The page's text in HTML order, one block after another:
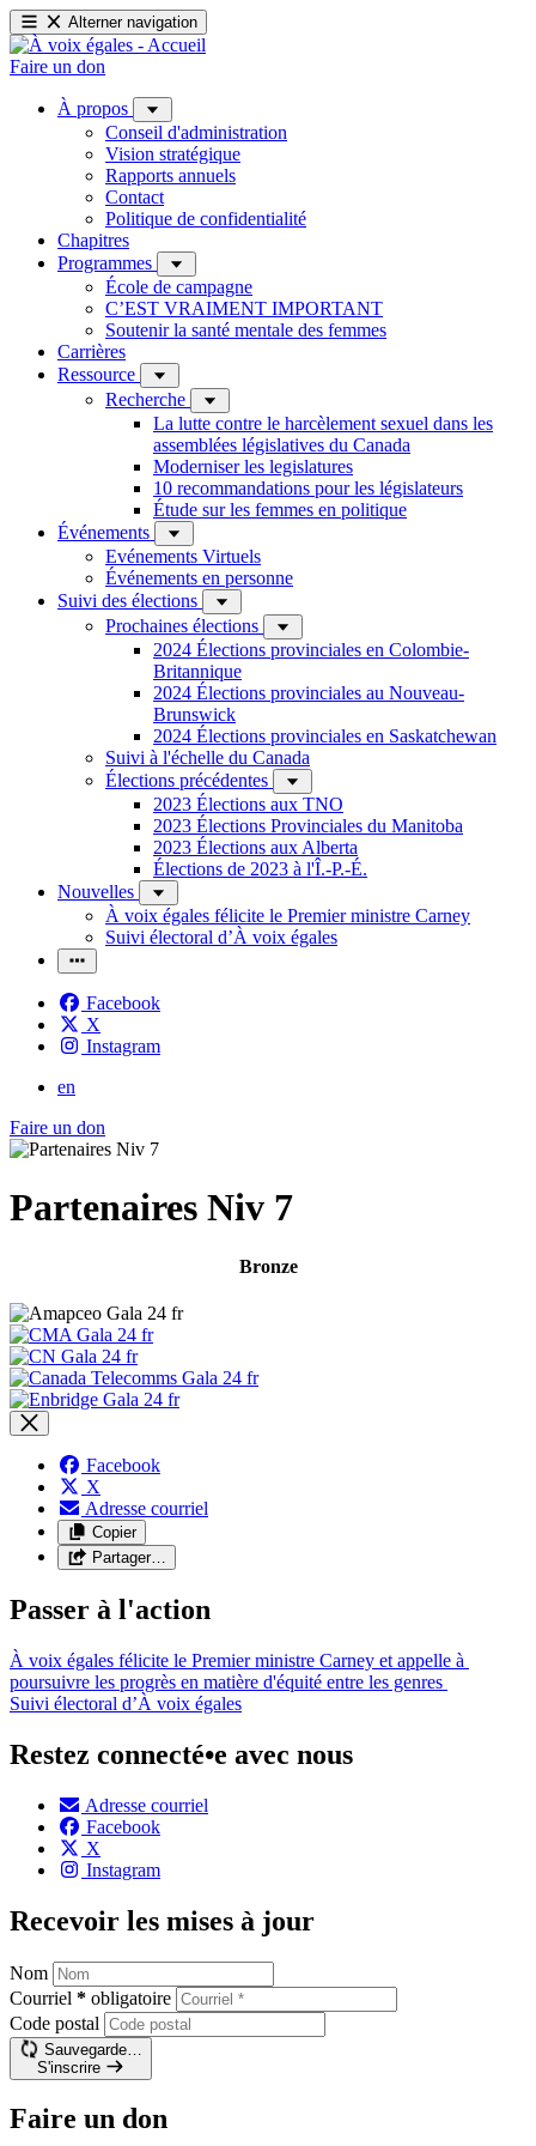
Alterner navigation
Faire un don
À propos
Conseil d'administration
Vision stratégique
Rapports annuels
Contact
Politique de confidentialité
Chapitres
Programmes
École de campagne
C’EST VRAIMENT IMPORTANT
Soutenir la santé mentale des femmes
Carrières
Ressource
Recherche
La lutte contre le harcèlement sexuel dans les
assemblées législatives du Canada
Moderniser les legislatures
10 recommandations pour les législateurs
Étude sur les femmes en politique
Événements
Evénements Virtuels
Événements en personne
Suivi des élections
Prochaines élections
2024 Élections provinciales en Colombie-
Britannique
2024 Élections provinciales au Nouveau-
Brunswick
2024 Élections provinciales en Saskatchewan
Suivi à l'échelle du Canada
Élections précédentes
2023 Élections aux TNO
2023 Élections Provinciales du Manitoba
2023 Élections aux Alberta
Élections de 2023 à l'Î.-P.-É.
Nouvelles
À voix égales félicite le Premier ministre Carney
Suivi électoral d’À voix égales
Facebook
X
Instagram
en
Faire un don
Partenaires Niv 7
Bronze
Facebook
X
Adresse courriel
Copier
Partager…
Passer à l'action
À voix égales félicite le Premier ministre Carney et appelle à
poursuivre les progrès en matière d'équité entre les genres
Suivi électoral d’À voix égales
Restez connecté•e avec nous
Adresse courriel
Facebook
X
Instagram
Recevoir les mises à jour
Nom
Courriel * obligatoire
Code postal
Sauvegarde…
S'inscrire
Faire un don